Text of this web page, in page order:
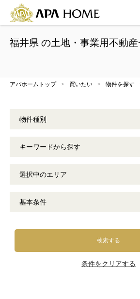
福井県 の土地・事業用不動産
アパホームトップ > 買いたい > 物件を探す
物件種別
キーワードから探す
選択中のエリア
基本条件
検索する
条件をクリアする